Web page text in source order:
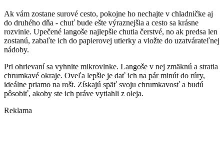
Ak vám zostane surové cesto, pokojne ho nechajte v chladničke aj
do druhého dňa - chuť bude ešte výraznejšia a cesto sa krásne
rozvinie. Upečené langoše najlepšie chutia čerstvé, no ak predsa len
zostanú, zabaľte ich do papierovej utierky a vložte do uzatvárateľnej
nádoby.
Pri ohrievaní sa vyhnite mikrovlnke. Langoše v nej zmäknú a stratia
chrumkavé okraje. Oveľa lepšie je dať ich na pár minút do rúry,
ideálne priamo na rošt. Získajú späť svoju chrumkavosť a budú
pôsobiť, akoby ste ich práve vytiahli z oleja.
Reklama